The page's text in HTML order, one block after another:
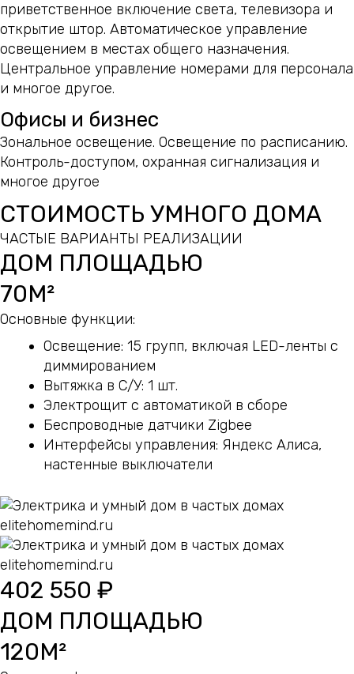
приветственное включение света, телевизора и
открытие штор. Автоматическое управление
освещением в местах общего назначения.
Центральное управление номерами для персонала
и многое другое.
Офисы и бизнес
Зональное освещение. Освещение по расписанию.
Контроль-доступом, охранная сигнализация и
многое другое
СТОИМОСТЬ УМНОГО ДОМА
ЧАСТЫЕ ВАРИАНТЫ РЕАЛИЗАЦИИ
ДОМ ПЛОЩАДЬЮ
70М²
Основные функции:
Освещение: 15 групп, включая LED-ленты с
диммированием
Вытяжка в С/У: 1 шт.
Электрощит с автоматикой в сборе
Беспроводные датчики Zigbee
Интерфейсы управления: Яндекс Алиса,
настенные выключатели
402 550 ₽
ДОМ ПЛОЩАДЬЮ
120М²